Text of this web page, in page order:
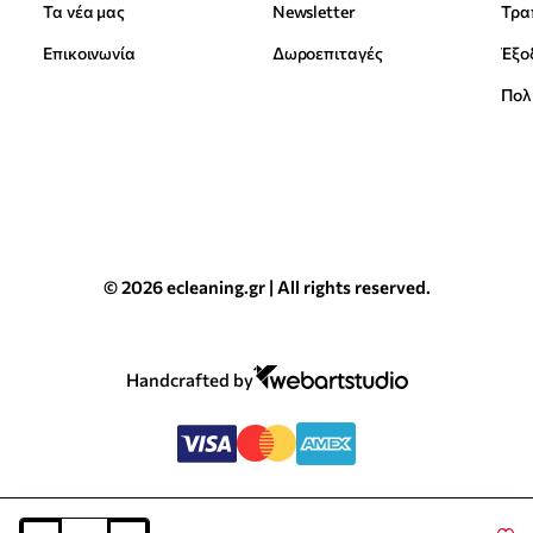
Τα νέα μας
Επικοινωνία
Newsletter
Δωροεπιταγές
© 2026 ecleaning.gr | All rights reserved.
Handcrafted by